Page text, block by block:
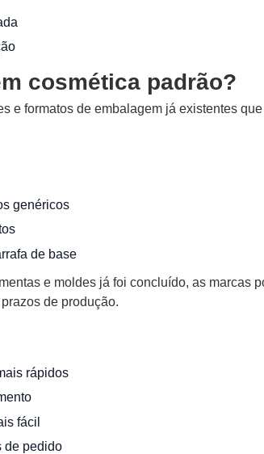
cosmética padrão?
e formatos de embalagem já existentes
genéricos
de base
e moldes já foi concluído, as marcas
de produção.
rápidos
fácil
de pedido